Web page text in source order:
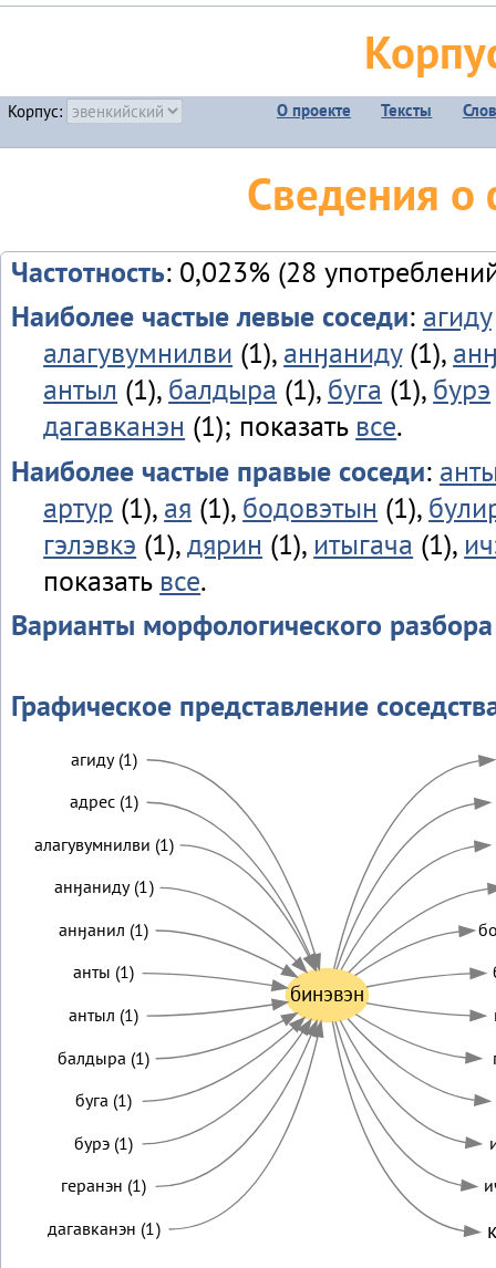
Корпус: О проекте Тексты
Сведения о
Частотность: 0,023% (28
Наиболее частые левые соседи: агиду
алагувумнилви (1), анӈаниду(1),
антыл (1), балдыра (1), буга (1), бурэ
дагавканэн (1); показать все.
Наиболее частые правые соседи:
артур (1), ая (1), бодовэтын (1),
гэлэвкэ (1),дярин (1), итыгача (1),
показать все.
Варианты морфологического разбора
Графическое представление
бинэвэн
агиду (1)
адрес (1)
алагувумнилви (1)
анӈаниду (1)
анӈанил (1)
анты (1)
антыл (1)
балдыра (1)
буга (1)
бурэ (1)
геранэн (1)
дагавканэн (1)